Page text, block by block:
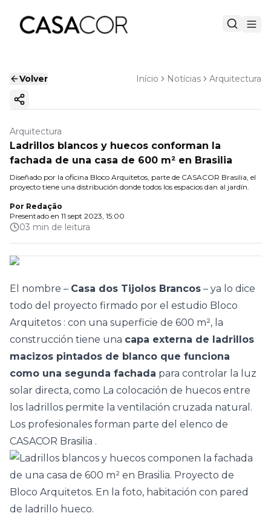
Volver Início Notícias Arquitectura
Copiar enlace
Arquitectura
Ladrillos blancos y huecos conforman la
fachada de una casa de 600 m² en Brasilia
Diseñado por la oficina Bloco Arquitetos, parte de CASACOR Brasilia, el
proyecto tiene una distribución donde todos los espacios dan al jardín.
Por Redação
Presentado en 11 sept 2023, 15:00
03 min de leitura
El nombre – Casa dos Tijolos Brancos – ya lo dice
todo del proyecto firmado por el estudio Bloco
Arquitetos : con una superficie de 600 m², la
construcción tiene una capa externa de ladrillos
macizos pintados de blanco que funciona
como una segunda fachada para controlar la luz
solar directa, como La colocación de huecos entre
los ladrillos permite la ventilación cruzada natural.
Los profesionales forman parte del elenco de
CASACOR Brasilia .